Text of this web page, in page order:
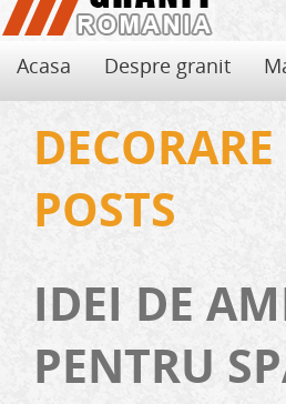
Acasa Despre granit
POSTS
IDEI DE
PENTRU